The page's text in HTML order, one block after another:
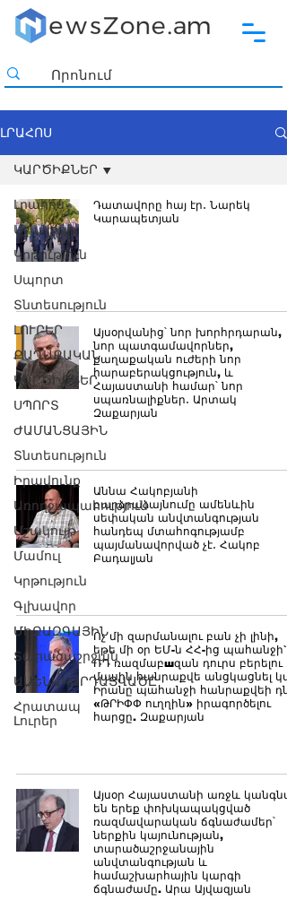
ԼՐԱՀՈՍ
Լրահոս
Մշակույթ
Կրթություն
Սպորտ
Տնտեսություն
ԼՈՒՐԵՐ
ՔԱՂԱՔԱԿԱՆ
ԿԱՐԾԻՔՆԵՐ
ՍՊՈՐՏ
ԺԱՄԱՆՑԱՅԻՆ
Տնտեսություն
Իրավունք
Առողջապահություն
Մշակույթ
Մամուլ
Կրթություն
Գլխավոր
ՄԻՋԱԶԳԱՅԻՆ
Տարածաշրջան
ԱՄԵՆԱԿԱՐԴԱՑՎԱԾԸ
Հրատապ
Լուրեր
ԿԱՐԾԻՔՆԵՐ
Դատավորը հայ էր․ Նարեկ
Կարապետյան
Այսօրվանից՝ նոր խորհրդարան,
նոր պատգամավորներ,
քաղաքական ուժերի նոր
հարաբերակցություն, և
Հայաստանի համար՝ նոր
սպառնալիքներ․ Արտակ
Զաքարյան
Աննա Հակոբյանի
բարձրաձայնումը ամենևին
սեփական անվտանգության
հանդեպ մտահոգությամբ
պայմանավորված չէ․ Հակոբ
Բադալյան
Ոչ մի զարմանալու բան չի լինի,
եթե մի օր ԵՄ-ն ՀՀ-ից պահանջի`
ՌԴ ռազմաբшզան դուրս բերելու
մասին հանրաքվե անցկացնել
Իրանը պահանջի հանրաքվեի
«ԹՐԻՓՓ ուղղին» իրագործելու
հարցը. Զաքարյան
Այսօր Հայաստանի առջև
են երեք փոխկապակցված
ռազմավարական ճգնաժամեր՝
ներքին կայունության,
տարածաշրջանային
անվտանգության և
համաշխարհային կարգի
ճգնաժամը. Արա Այվազյան